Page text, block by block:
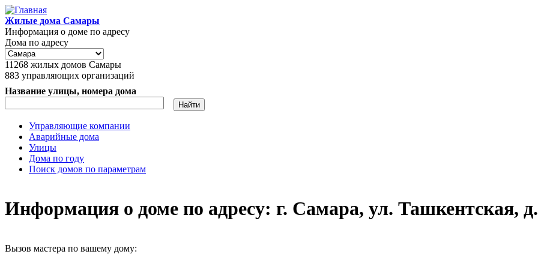
Перейти к основному содержанию
Жилые дома Самары
Информация о доме по адресу
Дома по адресу
11268 жилых домов Самары
883 управляющих организаций
Название улицы, номера дома
Главное меню
Управляющие компании
Аварийные дома
Улицы
Дома по году
Поиск домов по параметрам
Информация о доме по адресу: г. Самара, ул. Ташкентская,
Вызов мастера по вашему дому: